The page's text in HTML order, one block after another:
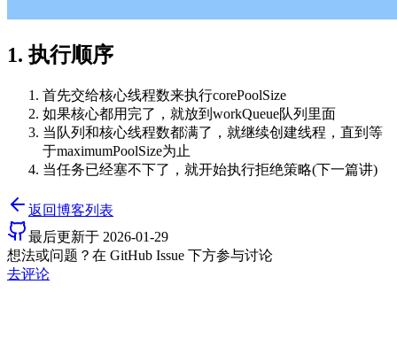
1. 执行顺序
首先交给核心线程数来执行corePoolSize
如果核心都用完了，就放到workQueue队列里面
当队列和核心线程数都满了，就继续创建线程，直到等
于maximumPoolSize为止
当任务已经塞不下了，就开始执行拒绝策略(下一篇讲)
返回博客列表
最后更新于 2026-01-29
想法或问题？在 GitHub Issue 下方参与讨论
去评论